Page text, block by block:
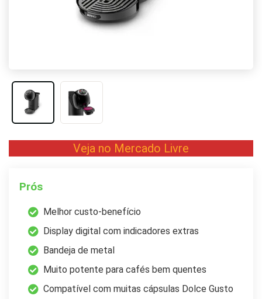
Veja no Mercado Livre
Prós
Melhor custo-benefício
Display digital com indicadores extras
Bandeja de metal
Muito potente para cafés bem quentes
Compatível com muitas cápsulas Dolce Gusto